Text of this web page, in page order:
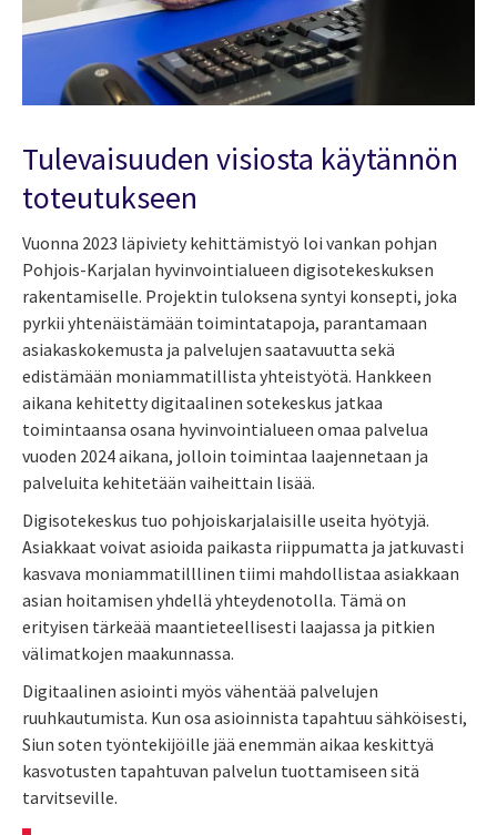
Tulevaisuuden visiosta käytännön
toteutukseen
Vuonna 2023 läpiviety kehittämistyö loi vankan pohjan
Pohjois-Karjalan hyvinvointialueen digisotekeskuksen
rakentamiselle. Projektin tuloksena syntyi konsepti, joka
pyrkii yhtenäistämään toimintatapoja, parantamaan
asiakaskokemusta ja palvelujen saatavuutta sekä
edistämään moniammatillista yhteistyötä. Hankkeen
aikana kehitetty digitaalinen sotekeskus jatkaa
toimintaansa osana hyvinvointialueen omaa palvelua
vuoden 2024 aikana, jolloin toimintaa laajennetaan ja
palveluita kehitetään vaiheittain lisää.
Digisotekeskus tuo pohjoiskarjalaisille useita hyötyjä.
Asiakkaat voivat asioida paikasta riippumatta ja jatkuvasti
kasvava moniammatilllinen tiimi mahdollistaa asiakkaan
asian hoitamisen yhdellä yhteydenotolla. Tämä on
erityisen tärkeää maantieteellisesti laajassa ja pitkien
välimatkojen maakunnassa.
Digitaalinen asiointi myös vähentää palvelujen
ruuhkautumista. Kun osa asioinnista tapahtuu sähköisesti,
Siun soten työntekijöille jää enemmän aikaa keskittyä
kasvotusten tapahtuvan palvelun tuottamiseen sitä
tarvitseville.